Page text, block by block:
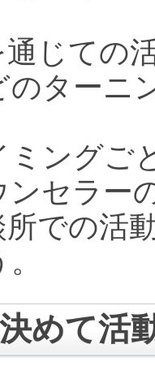
じての
のターニ
ミングご
ンセラー
所での活
めて活